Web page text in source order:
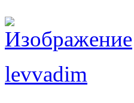
levvadim